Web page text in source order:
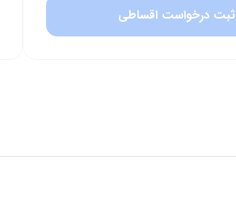
ثبت درخواست اقساطی